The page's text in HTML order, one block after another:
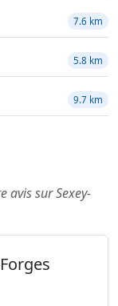
7.6 km
5.8 km
9.7 km
avis sur Sexey-